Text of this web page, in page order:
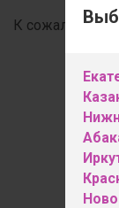
К сожалению,